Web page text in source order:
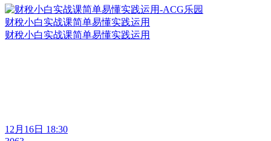
财稅小白实战课简单易懂实践运用
财稅小白实战课简单易懂实践运用
12月16日 18:30